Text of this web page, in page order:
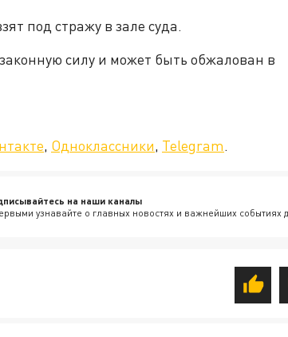
под стражу в зале суда.
силу и может быть обжалован в
, Одноклассники, Telegram.
на наши каналы
узнавайте о главных новостях и важнейших событиях